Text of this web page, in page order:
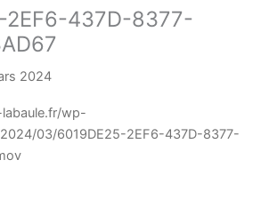
2EF6-437D-8377-
2024
wp-
03/6019DE25-2EF6-437D-8377-